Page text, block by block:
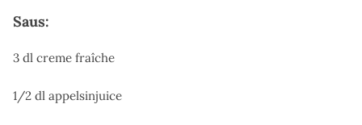
Saus:
3 dl creme fraîche
1/2 dl appelsinjuice